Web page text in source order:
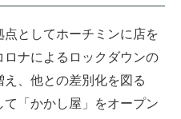
としてホーチミンに店を
ナによるロックダウンの
、他との差別化を図る
「かかし屋」をオープン